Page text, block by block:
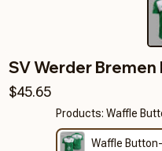
SV Werder Bremen
$45.65
Products: Waffle
Waffle